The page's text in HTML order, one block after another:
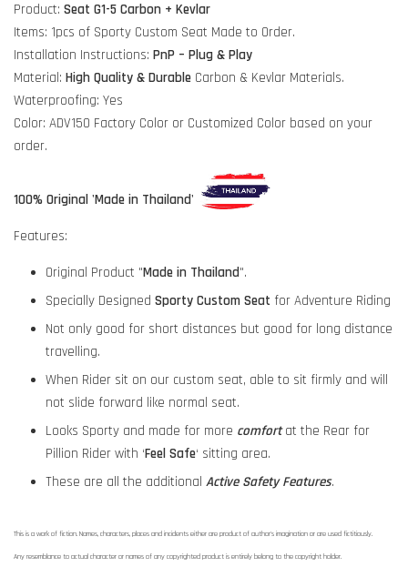
Product: Seat G1-5 Carbon + Kevlar
Items: 1pcs of Sporty Custom Seat Made to Order.
Installation Instructions: PnP – Plug & Play
Material: High Quality & Durable Carbon & Kevlar Materials.
Waterproofing: Yes
Color: ADV150 Factory Color or Customized Color based on your
order.
100% Original 'Made in Thailand'
Features:
Original Product "Made in Thailand".
Specially Designed Sporty Custom Seat for Adventure Riding
Not only good for short distances but good for long distance
travelling.
When Rider sit on our custom seat, able to sit firmly and will
not slide forward like normal seat.
Looks Sporty and made for more comfort at the Rear for
Pillion Rider with ‘Feel Safe‘ sitting area.
These are all the additional Active Safety Features.
This is a work of fiction. Names, characters, places and incidents either are product of author's imagination or are used fictitiously.
Any resemblance to actual character or names of any copyrighted product is entirely belong to the copyright holder.